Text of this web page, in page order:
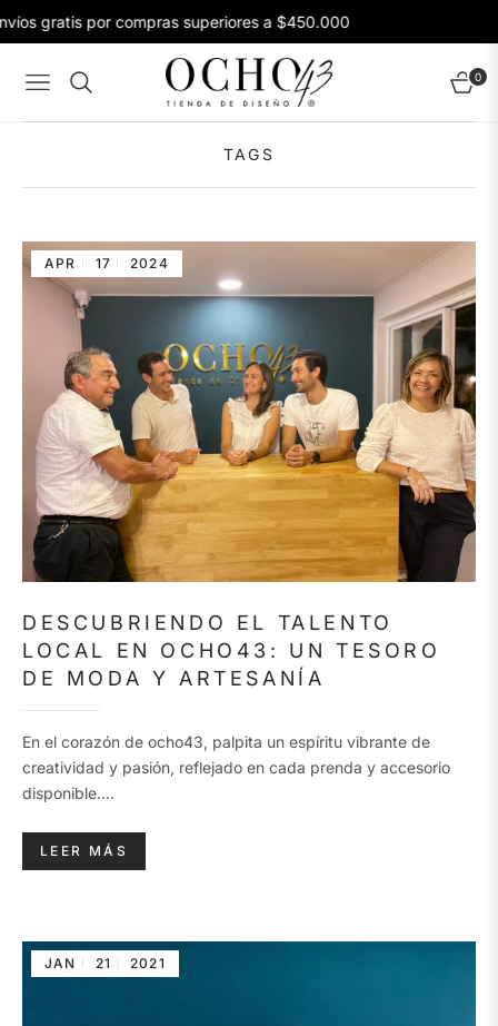
gratis por compras superiores a $450.000
Navigation Carrito
0
TAGS
APR 17 2024
DESCUBRIENDO EL TALENTO
LOCAL EN OCHO43: UN TESORO
DE MODA Y ARTESANÍA
En el corazón de ocho43, palpita un espíritu vibrante de
creatividad y pasión, reflejado en cada prenda y accesorio
disponible....
LEER MÁS
JAN 21 2021